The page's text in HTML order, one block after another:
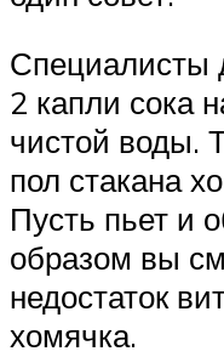
Специалисты
2 капли сока
чистой воды.
пол стакана
Пусть пьет и
образом вы
недостаток
хомячка.